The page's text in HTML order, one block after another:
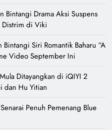
Bintangi Drama Aksi Suspens
Distrim di Viki
Bintangi Siri Romantik Baharu “A
Video September Ini
Ditayangkan di iQIYI 2
dan Hu Yitian
Penuh Pemenang Blue